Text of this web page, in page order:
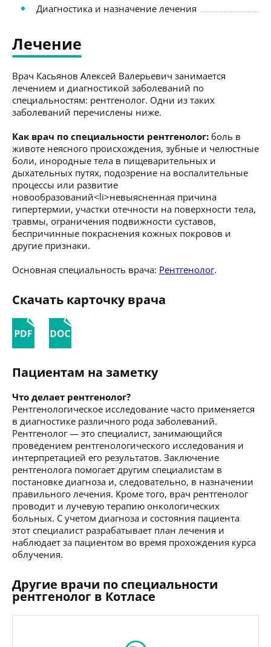
Диагностика и назначение лечения
Лечение
Врач Касьянов Алексей Валерьевич занимается
лечением и диагностикой заболеваний по
специальностям: рентгенолог. Одни из таких
заболеваний перечислены ниже.
Как врач по специальности рентгенолог: боль в
животе неясного происхождения, зубные и челюстные
боли, инородные тела в пищеварительных и
дыхательных путях, подозрение на воспалительные
процессы или развитие
новообразований<li>невыясненная причина
гипертермии, участки отечности на поверхности тела,
травмы, ограничения подвижности суставов,
беспричинные покраснения кожных покровов и
другие признаки.
Основная специальность врача: Рентгенолог.
Скачать карточку врача
Пациентам на заметку
Что делает рентгенолог?
Рентгенологическое исследование часто применяется
в диагностике различного рода заболеваний.
Рентгенолог — это специалист, занимающийся
проведением рентгенологического исследования и
интерпретацией его результатов. Заключение
рентгенолога помогает другим специалистам в
постановке диагноза и, следовательно, в назначении
правильного лечения. Кроме того, врач рентгенолог
проводит и лучевую терапию онкологических
больных. С учетом диагноза и состояния пациента
этот специалист разрабатывает план лечения и
наблюдает за пациентом во время прохождения курса
облучения.
Другие врачи по специальности
рентгенолог в Котласе